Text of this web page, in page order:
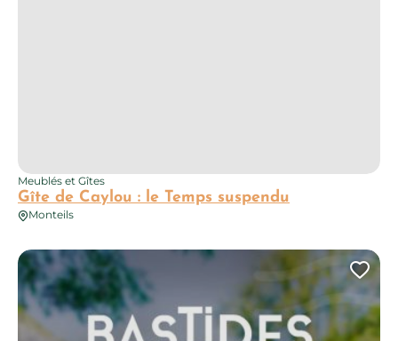
Meublés et Gîtes
Gîte de Caylou : le Temps suspendu
Monteils
Chez Tchoupi